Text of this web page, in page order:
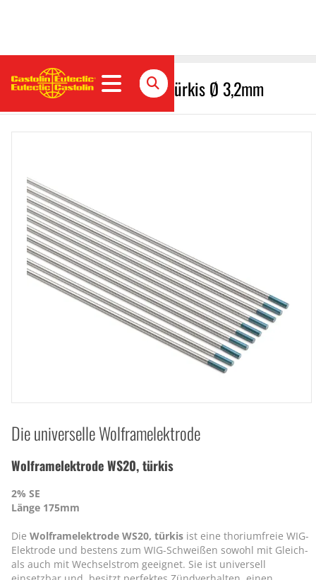
Wolframelektrode WS20, türkis Ø 3,2mm
Die universelle Wolframelektrode
Wolframelektrode WS20, türkis
2% SE
Länge 175mm
Die Wolframelektrode WS20, türkis ist eine thoriumfreie WIG-
Elektrode und bestens zum WIG-Schweißen sowohl mit Gleich-
als auch mit Wechselstrom geeignet. Sie ist universell